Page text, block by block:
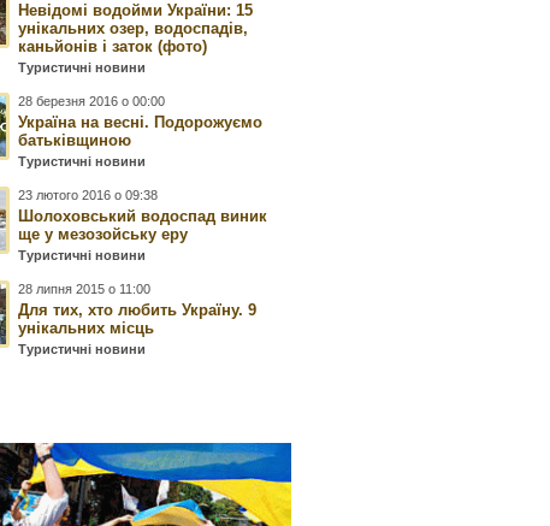
Невідомі водойми України: 15
унікальних озер, водоспадів,
каньйонів і заток (фото)
Туристичні новини
28 березня 2016 о 00:00
Україна на весні. Подорожуємо
батьківщиною
Туристичні новини
23 лютого 2016 о 09:38
Шолоховський водоспад виник
ще у мезозойську еру
Туристичні новини
28 липня 2015 о 11:00
Для тих, хто любить Україну. 9
унікальних місць
Туристичні новини